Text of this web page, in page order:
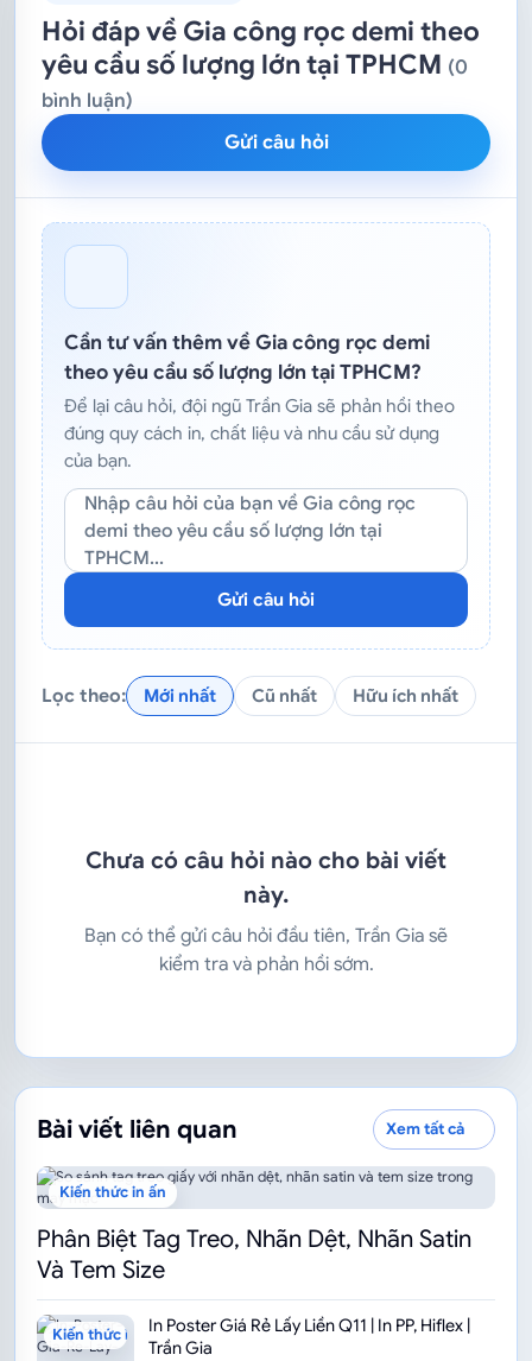
Hỏi đáp về Gia công rọc demi theo
yêu cầu số lượng lớn tại TPHCM (0
bình luận)
Gửi câu hỏi
Cần tư vấn thêm về Gia công rọc demi
theo yêu cầu số lượng lớn tại TPHCM?
Để lại câu hỏi, đội ngũ Trần Gia sẽ phản hồi theo
đúng quy cách in, chất liệu và nhu cầu sử dụng
của bạn.
Nhập câu hỏi của bạn về Gia công rọc
demi theo yêu cầu số lượng lớn tại
TPHCM...
Gửi câu hỏi
Lọc theo: Mới nhất Cũ nhất Hữu ích nhất
Chưa có câu hỏi nào cho bài viết
này.
Bạn có thể gửi câu hỏi đầu tiên, Trần Gia sẽ
kiểm tra và phản hồi sớm.
Bài viết liên quan Xem tất cả
Kiến thức in ấn
Phân Biệt Tag Treo, Nhãn Dệt, Nhãn Satin
Và Tem Size
Kiến thức in ấnIn Poster Giá Rẻ Lấy Liền Q11 | In PP, Hiflex |
Trần Gia